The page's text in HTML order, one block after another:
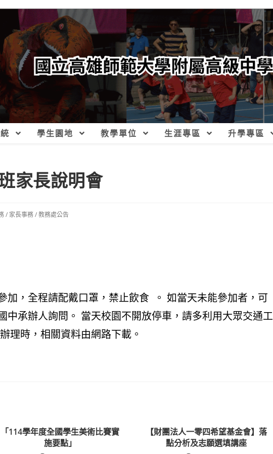
學生園地 教學單位 生涯專區 升學專區
家長說明會
/ 家長事務/教務處公告
加，全程請配戴口罩，禁止飲食 。 如當天未能參加者，可
中承辦人詢問。 當天校園不開放停車，請多利用大眾交通工
理時，相關資料由網路下載。
「114學年度全國學生美術比賽實
施要點」
【財團法人一零四希望基金會】落
點分析及志願選填講座